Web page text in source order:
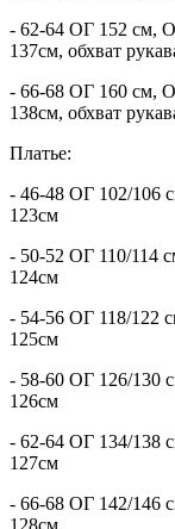
- 62-64 ОГ 152 см,
137см, обхват
- 66-68 ОГ 160 см,
138см, обхват
Платье:
- 46-48 ОГ 102/106
123см
- 50-52 ОГ 110/114
124см
- 54-56 ОГ 118/122
125см
- 58-60 ОГ 126/130
126см
- 62-64 ОГ 134/138
127см
- 66-68 ОГ 142/146
128см